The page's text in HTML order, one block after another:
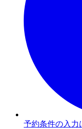
予約条件の入力